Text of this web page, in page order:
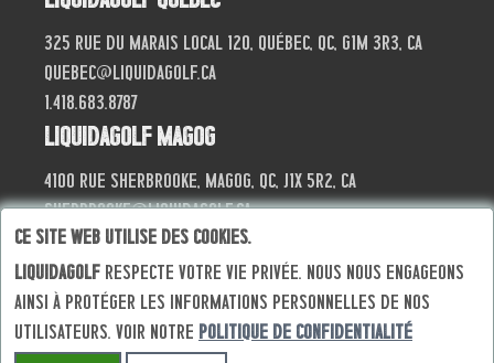
325 Rue du Marais local 120, Québec, QC, G1M 3R3, CA
quebec@liquidagolf.ca
1.418.683.8787
Liquidagolf Magog
4100 Rue Sherbrooke, Magog, QC, J1X 5R2, CA
sherbrooke@liquidagolf.ca
819.868.4040
© Progik 2026 Termes et conditions
Ce site web utilise des cookies.
Liquidagolf respecte votre vie privée. Nous nous engageons
ainsi à protéger les informations personnelles de nos
utilisateurs. Voir notre politique de confidentialité